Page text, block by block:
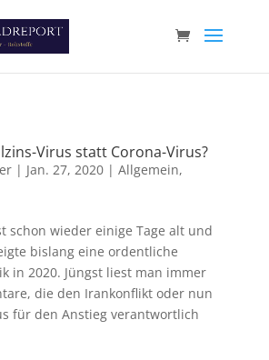
Virus statt Corona-Virus?
| Jan. 27, 2020| Allgemein,
schon wieder einige Tage alt und
bislang eine ordentliche
in 2020. Jüngst liest man immer
die den Irankonflikt oder nun
für den Anstieg verantwortlich